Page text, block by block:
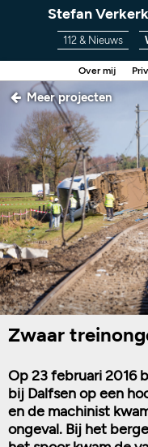
Stefan Verkerk
112 & Nieuws
Over mij
Zwaar
Op 23 februari 2016
bij Dalfsen op een
en de machinist
ongeval. Bij het
Meer projecten